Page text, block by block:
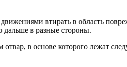
втирать в область
дальше в разные стороны.
отвар, в основе которого лежат